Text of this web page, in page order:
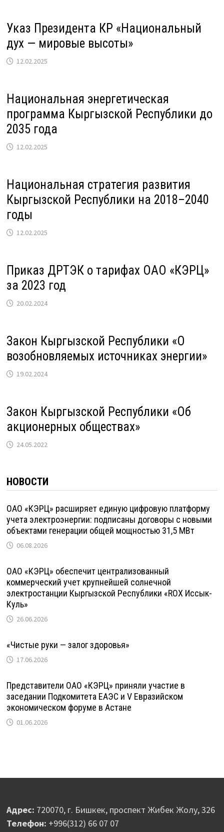
Указ Президента КР «Национальный
дух — мировые высоты»
12.02.2025
Национальная энергетическая
программа Кыргызской Республики до
2035 года
12.02.2025
Национальная стратегия развития
Кыргызской Республики на 2018–2040
годы
12.02.2025
Приказ ДРТЭК о тарифах ОАО «КЭРЦ»
за 2023 год
20.02.2024
Закон Кыргызской Республики «О
возобновляемых источниках энергии»
19.02.2024
Закон Кыргызской Республики «Об
акционерных обществах»
24.05.2022
НОВОСТИ
ОАО «КЭРЦ» расширяет единую цифровую платформу
учета электроэнергии: подписаны договоры с новыми
объектами генерации общей мощностью 31,5 МВт
06.08.2026
ОАО «КЭРЦ» обеспечит централизованный
коммерческий учет крупнейшей солнечной
электростанции Кыргызской Республики «ROX Иссык-
Куль»
26.06.2026
«Чистые руки — залог здоровья»
17.06.2026
Представители ОАО «КЭРЦ» приняли участие в
заседании Подкомитета ЕАЭС и V Евразийском
экономическом форуме в Астане
01.06.2026
Адрес: 720070, г. Бишкек, проспект Жибек Жолу, 326
Телефон: +996(312) 66 07 07